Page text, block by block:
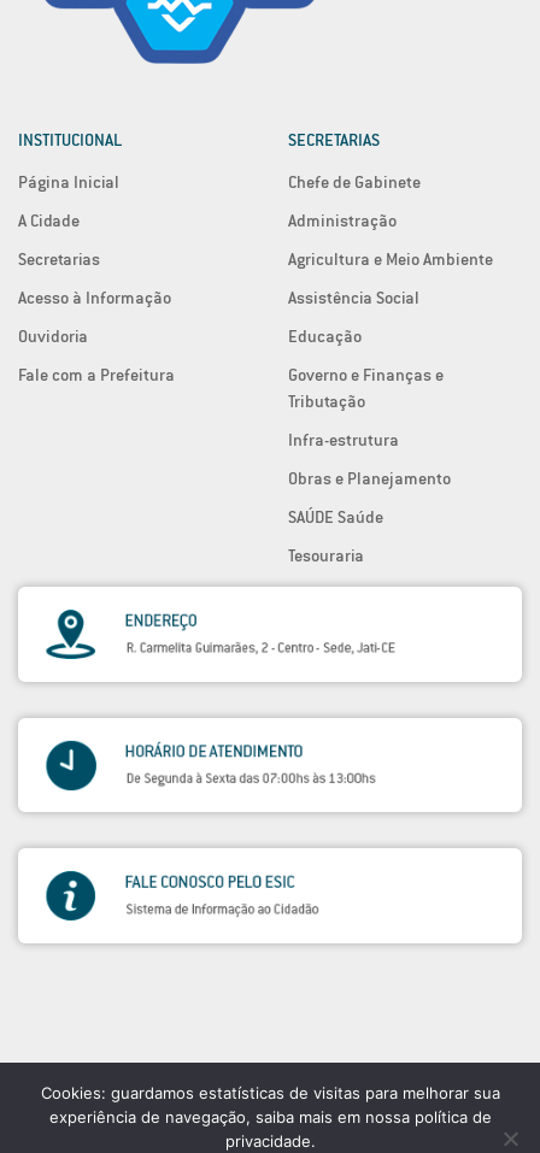
INSTITUCIONAL
Página Inicial
A Cidade
Secretarias
Acesso à Informação
Ouvidoria
Fale com a Prefeitura
SECRETARIAS
Chefe de Gabinete
Administração
Agricultura e Meio Ambiente
Assistência Social
Educação
Governo e Finanças e
Tributação
Infra-estrutura
Obras e Planejamento
SAÚDE Saúde
Tesouraria
Cookies: guardamos estatísticas de visitas para melhorar sua
experiência de navegação, saiba mais em nossa política de
privacidade.